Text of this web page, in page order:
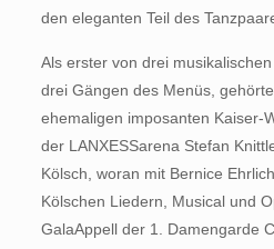
den eleganten Teil des
Als erster von drei
drei Gängen des Menüs,
ehemaligen imposanten Kaiser-
der LANXESSarena Stefan
Kölsch, woran mit Bernice
Kölschen Liedern, Musical und
GalaAppell der 1. Damengarde